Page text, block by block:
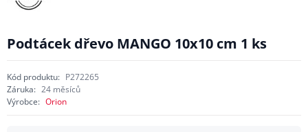
Podtácek dřevo MANGO 10x10 cm 1 ks
Kód produktu: P272265
Záruka: 24 měsíců
Výrobce: Orion